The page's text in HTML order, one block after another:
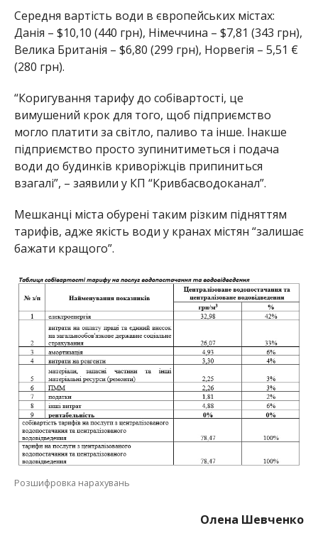
Середня вартість води в європейських містах:
Данія – $10,10 (440 грн), Німеччина – $7,81 (343 грн),
Велика Британія – $6,80 (299 грн), Норвегія – 5,51 €
(280 грн).
“Коригування тарифу до собівартості, це
вимушений крок для того, щоб підприємство
могло платити за світло, паливо та інше. Інакше
підприємство просто зупинитиметься і подача
води до будинків криворіжців припиниться
взагалі”, – заявили у КП “Кривбасводоканал”.
Мешканці міста обурені таким різким підняттям
тарифів, адже якість води у кранах містян “залишає
бажати кращого”.
Розшифровка нарахувань
Олена Шевченко